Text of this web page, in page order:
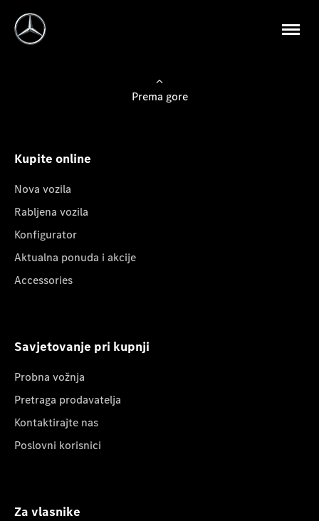
Prema gore
Kupite online
Nova vozila
Rabljena vozila
Konfigurator
Aktualna ponuda i akcije
Accessories
Savjetovanje pri kupnji
Probna vožnja
Pretraga prodavatelja
Kontaktirajte nas
Poslovni korisnici
Za vlasnike